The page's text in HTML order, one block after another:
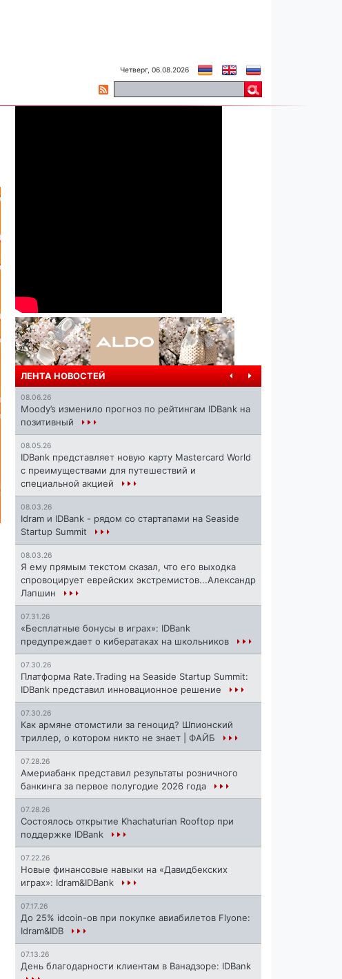
Четверг, 06.08.2026
ЛЕНТА НОВОСТЕЙ
08.06.26
Moody’s изменило прогноз по рейтингам IDBank на
позитивный
08.05.26
IDBank представляет новую карту Mastercard World
с преимуществами для путешествий и
специальной акцией
08.03.26
Idram и IDBank - рядом со стартапами на Seaside
Startup Summit
08.03.26
Я ему прямым текстом сказал, что его выходка
спровоцирует еврейских экстремистов...Александр
Лапшин
07.31.26
«Бесплатные бонусы в играх»: IDBank
предупреждает о кибератаках на школьников
07.30.26
Платформа Rate.Trading на Seaside Startup Summit:
IDBank представил инновационное решение
07.30.26
Как армяне отомстили за геноцид? Шпионский
триллер, о котором никто не знает | ФАЙБ
07.28.26
Америабанк представил результаты розничного
банкинга за первое полугодие 2026 года
07.28.26
Состоялось открытие Khachaturian Rooftop при
поддержке IDBank
07.22.26
Новые финансовые навыки на «Давидбекских
играх»: Idram&IDBank
07.17.26
До 25% idcoin-ов при покупке авиабилетов Flyone:
Idram&IDB
07.13.26
День благодарности клиентам в Ванадзоре: IDBank